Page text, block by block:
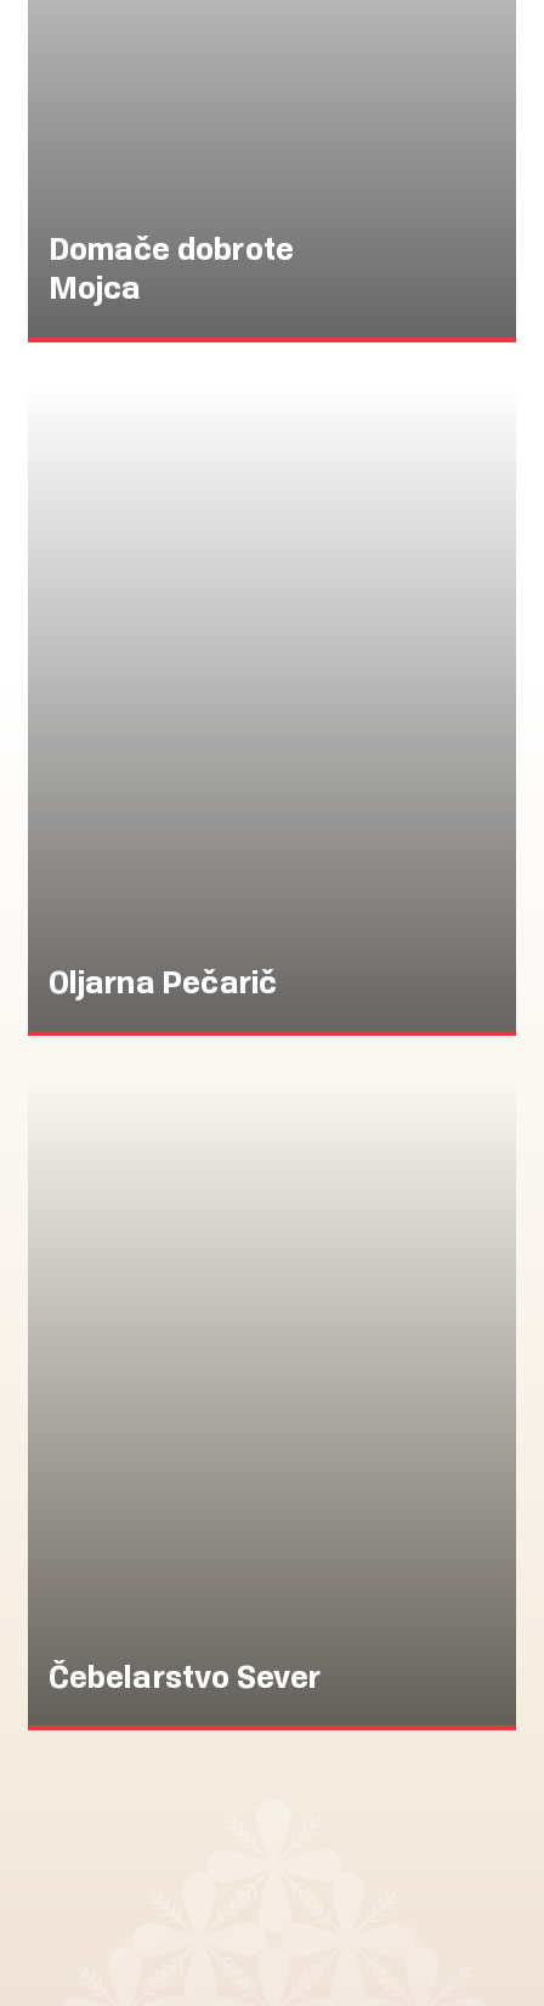
Domače dobrote
Mojca
Oljarna Pečarič
Čebelarstvo Sever